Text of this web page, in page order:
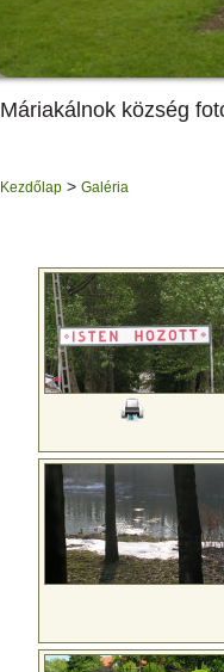
Máriakálnok község
Kezdőlap > Galéria